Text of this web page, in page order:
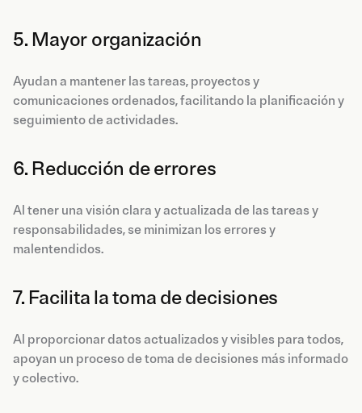
5. Mayor organización
Ayudan a mantener las tareas, proyectos y
comunicaciones ordenados, facilitando la planificación y
seguimiento de actividades.
6. Reducción de errores
Al tener una visión clara y actualizada de las tareas y
responsabilidades, se minimizan los errores y
malentendidos.
7. Facilita la toma de decisiones
Al proporcionar datos actualizados y visibles para todos,
apoyan un proceso de toma de decisiones más informado
y colectivo.